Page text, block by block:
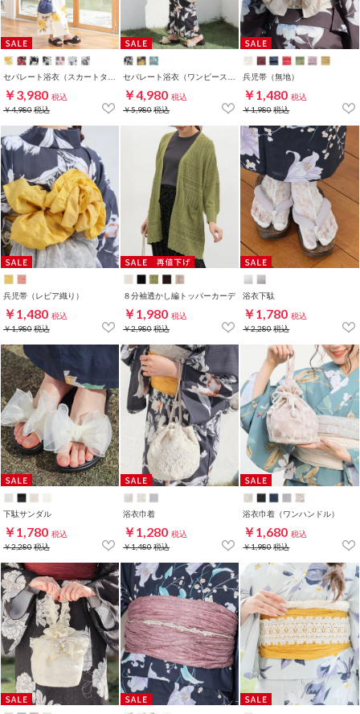
￥3,980 税込
￥4,980税込
￥4,980 税込
￥5,980税込
兵児帯（無地）
￥1,480 税込
￥1,980税込
兵児帯（レピア織り）
￥1,480 税込
￥1,980税込
８分袖透かし編トッパーカーデ
￥1,980 税込
￥2,980税込
浴衣下駄
￥1,780 税込
￥2,280税込
下駄サンダル
￥1,780 税込
￥2,280税込
浴衣巾着
￥1,280 税込
￥1,480税込
浴衣巾着（ワンハンドル）
￥1,680 税込
￥1,980税込